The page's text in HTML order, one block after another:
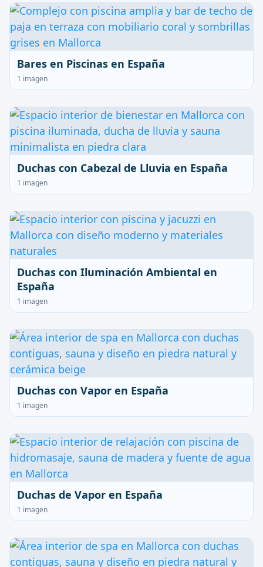
Bares en Piscinas en España
1 imagen
Duchas con Cabezal de Lluvia en España
1 imagen
Duchas con Iluminación Ambiental en
España
1 imagen
Duchas con Vapor en España
1 imagen
Duchas de Vapor en España
1 imagen